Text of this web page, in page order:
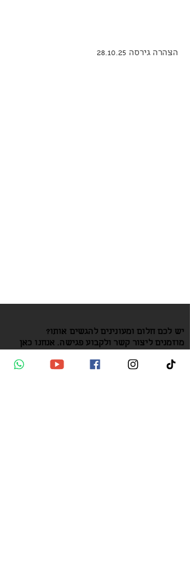
הצהרה גירסה 28.10.25
יש לכם חלום ומעונינים להגשים אותו?
מוזמנים ליצור קשר ולקבוע פגישה. אנחנו כאן
צור/י קשר